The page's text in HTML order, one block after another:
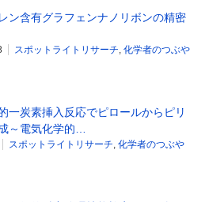
ン含有グラフェンナノリボンの精密
スポットライトリサーチ 化学者のつぶや
一炭素挿入反応でピロールからピリ
～電気化学的…
スポットライトリサーチ 化学者のつぶや